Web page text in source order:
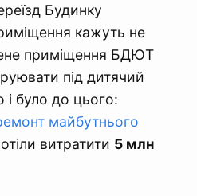
Будинку
кажуть не
приміщення БДЮТ
під дитячий
було до цього:
майбутнього
витратити 5 млн